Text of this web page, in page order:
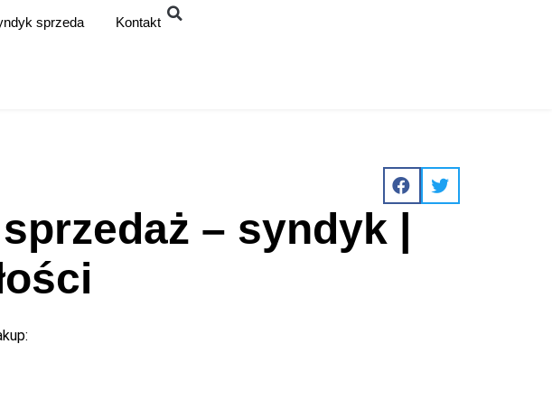
sprzeda Kontakt
– syndyk |